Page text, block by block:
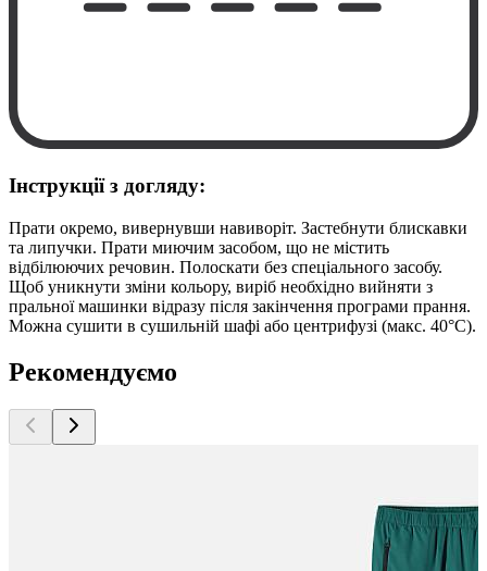
Інструкції з догляду:
Прати окремо, вивернувши навиворіт. Застебнути блискавки
та липучки. Прати миючим засобом, що не містить
відбілюючих речовин. Полоскати без спеціального засобу.
Щоб уникнути зміни кольору, виріб необхідно вийняти з
пральної машинки відразу після закінчення програми прання.
Можна сушити в сушильній шафі або центрифузі (макс. 40°C).
Рекомендуємо